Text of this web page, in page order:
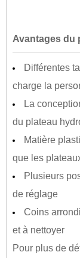
Avantages du
Différentes
charge la
La
du plateau
Matière
que les
Plusieurs
de réglage
Coins
et à nettoyer
Pour plus de